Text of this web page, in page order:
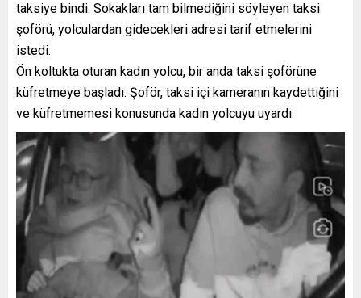
taksiye bindi. Sokakları tam bilmediğini söyleyen taksi
şoförü, yolculardan gidecekleri adresi tarif etmelerini
istedi.
Ön koltukta oturan kadın yolcu, bir anda taksi şoförüne
küfretmeye başladı. Şoför, taksi içi kameranın kaydettiğini
ve küfretmemesi konusunda kadın yolcuyu uyardı.